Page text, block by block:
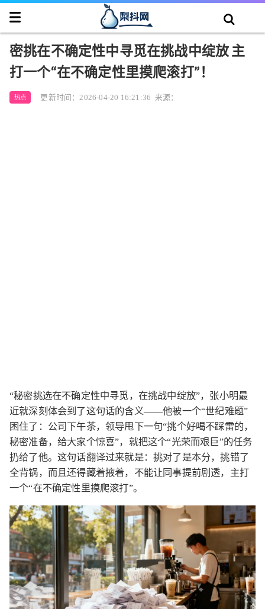
密挑在不确定性中寻觅在挑战中绽放 主
打一个“在不确定性里摸爬滚打”！
热点 更新时间：2026-04-20 16:21:36 来源：
“秘密挑选在不确定性中寻觅，在挑战中绽放”，张小明最
近就深刻体会到了这句话的含义——他被一个“世纪难题”
困住了：公司下午茶，领导甩下一句“挑个好喝不踩雷的，
秘密准备，给大家个惊喜”，就把这个“光荣而艰巨”的任务
扔给了他。这句话翻译过来就是：挑对了是本分，挑错了
全背锅，而且还得藏着掖着，不能让同事提前剧透，主打
一个“在不确定性里摸爬滚打”。